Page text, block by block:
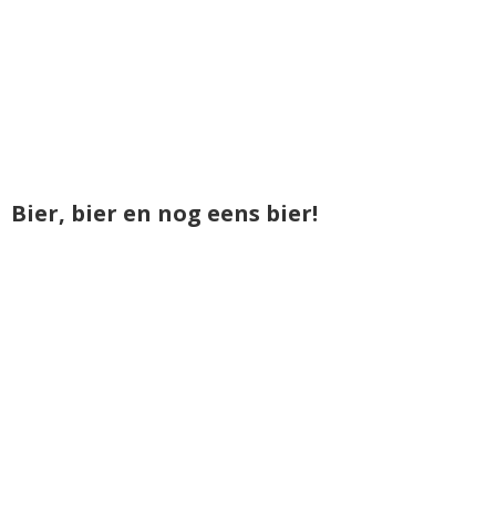
Bier, bier en nog eens bier!